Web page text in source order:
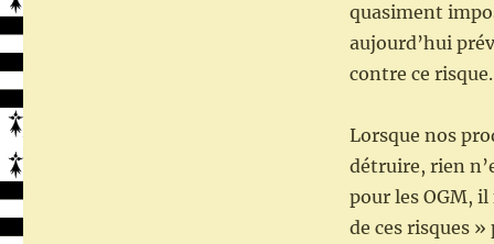
quasiment
aujourd’hui
contre ce risque.
Lorsque nos
détruire, rien
pour les OGM,
de ces risques